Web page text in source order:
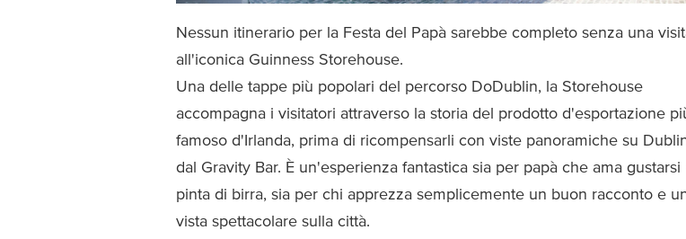
Nessun itinerario per la Festa del Papà sarebbe completo senza una
all'iconica Guinness Storehouse.
Una delle tappe più popolari del percorso DoDublin, la Storehouse
accompagna i visitatori attraverso la storia del prodotto d'esportazione
famoso d'Irlanda, prima di ricompensarli con viste panoramiche su
dal Gravity Bar. È un'esperienza fantastica sia per papà che ama gustarsi
pinta di birra, sia per chi apprezza semplicemente un buon racconto e
vista spettacolare sulla città.